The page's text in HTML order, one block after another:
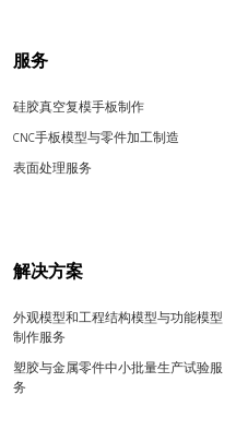
服务
硅胶真空复模手板制作
CNC手板模型与零件加工制造
表面处理服务
解决方案
外观模型和工程结构模型与功能模型
制作服务
塑胶与金属零件中小批量生产试验服
务